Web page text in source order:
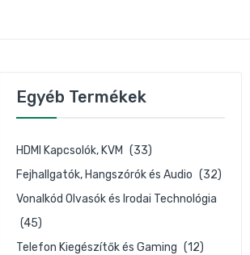
Egyéb Termékek
HDMI Kapcsolók, KVM (33)
Fejhallgatók, Hangszórók és Audio (32)
Vonalkód Olvasók és Irodai Technológia
(45)
Telefon Kiegészítők és Gaming (12)